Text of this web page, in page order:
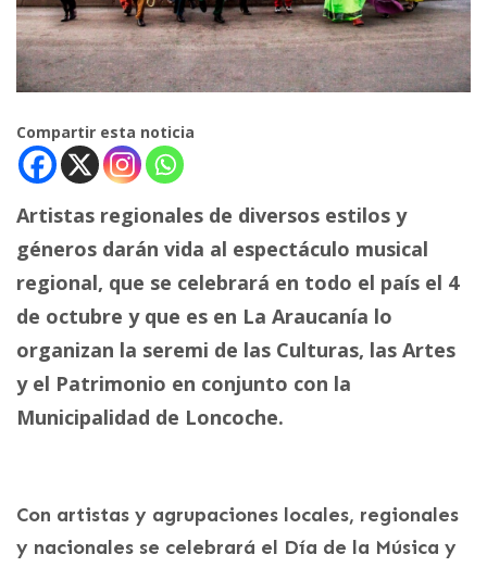
Compartir esta noticia
Artistas regionales de diversos estilos y
géneros darán vida al espectáculo musical
regional, que se celebrará en todo el país el 4
de octubre y que es en La Araucanía lo
organizan la seremi de las Culturas, las Artes
y el Patrimonio en conjunto con la
Municipalidad de Loncoche.
Con artistas y agrupaciones locales, regionales
y nacionales se celebrará el Día de la Música y